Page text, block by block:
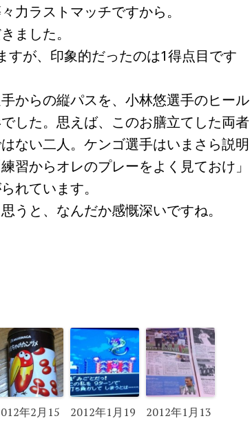
力ラストマッチですから。
ました。
が、印象的だったのは1得点目です
からの縦パスを、小林悠選手のヒール
した。思えば、このお膳立てした両者
ない二人。ケンゴ選手はいまさら説明
習からオレのプレーをよく見ておけ」
れています。
うと、なんだか感慨深いですね。
年2月15
2012年1月19
2012年1月13